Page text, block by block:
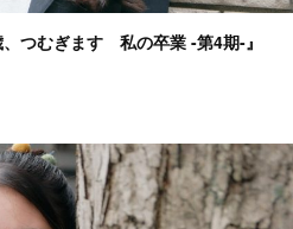
つむぎます 私の卒業 -第4期-』